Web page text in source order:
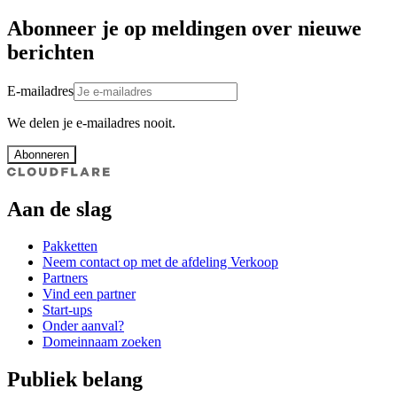
Abonneer je op meldingen over nieuwe
berichten
E-mailadres
We delen je e-mailadres nooit.
Abonneren
Aan de slag
Pakketten
Neem contact op met de afdeling Verkoop
Partners
Vind een partner
Start-ups
Onder aanval?
Domeinnaam zoeken
Publiek belang